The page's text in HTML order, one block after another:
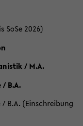
SoSe 2026)
/ M.A.
/ B.A.
B.A. (Einschreibung